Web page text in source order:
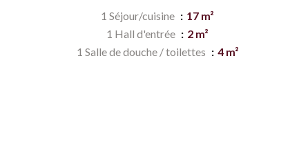
1 Séjour/cuisine
17 m²
1 Hall d'entrée
2 m²
1 Salle de douche / toilettes
4 m²